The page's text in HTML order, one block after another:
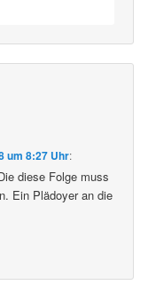
um 8:27 Uhr:
diese Folge muss
Ein Plädoyer an die